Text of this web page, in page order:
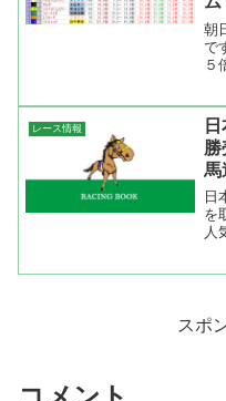
朝
で
５
と
馬
レース情報
勝
馬
ク
日
を
人
スポ